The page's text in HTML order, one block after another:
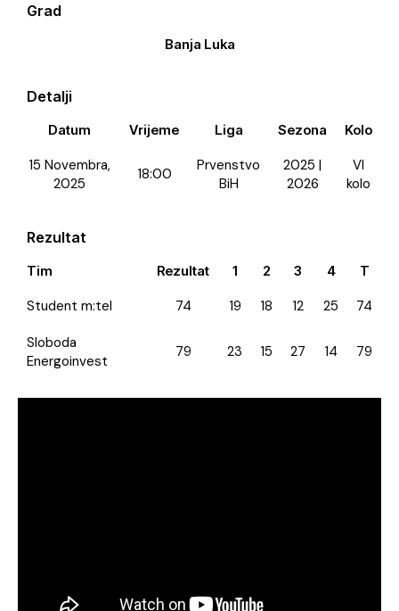
Grad
Banja Luka
Detalji
Datum Vrijeme Liga Sezona Kolo
15 Novembra,
2025
18:00
Prvenstvo
BiH
2025 |
2026
VI
kolo
Rezultat
Tim Rezultat 1 2 3 4 T
Student m:tel 74 19 18 12 25 74
Sloboda
Energoinvest
79 23 15 27 14 79